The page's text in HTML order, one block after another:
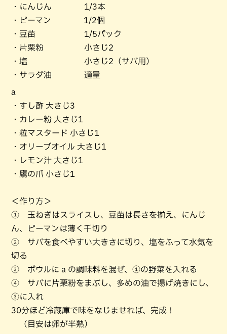
・にんじん 1/3本
・ピーマン 1/2個
・豆苗 1/5パック
・片栗粉 小さじ2
・塩 小さじ2（サバ用）
・サラダ油 適量
a
・すし酢 大さじ3
・カレー粉 大さじ1
・粒マスタード 小さじ1
・オリーブオイル 大さじ1
・レモン汁 大さじ1
・鷹の爪 小さじ1
＜作り方＞
① 玉ねぎはスライスし、豆苗は長さを揃え、にんじ
ん、ピーマンは薄く千切り
② サバを食べやすい大きさに切り、塩をふって水気を
切る
③ ボウルに a の調味料を混ぜ、①の野菜を入れる
④ サバに片栗粉をまぶし、多めの油で揚げ焼きにし、
③に入れ
30分ほど冷蔵庫で味をなじませれば、完成！
（目安は卵が半熟）